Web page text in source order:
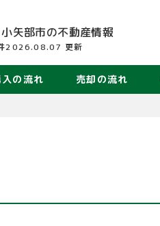
矢部市の不動産情報
2026.08.07 更新
の流れ 売却の流れ